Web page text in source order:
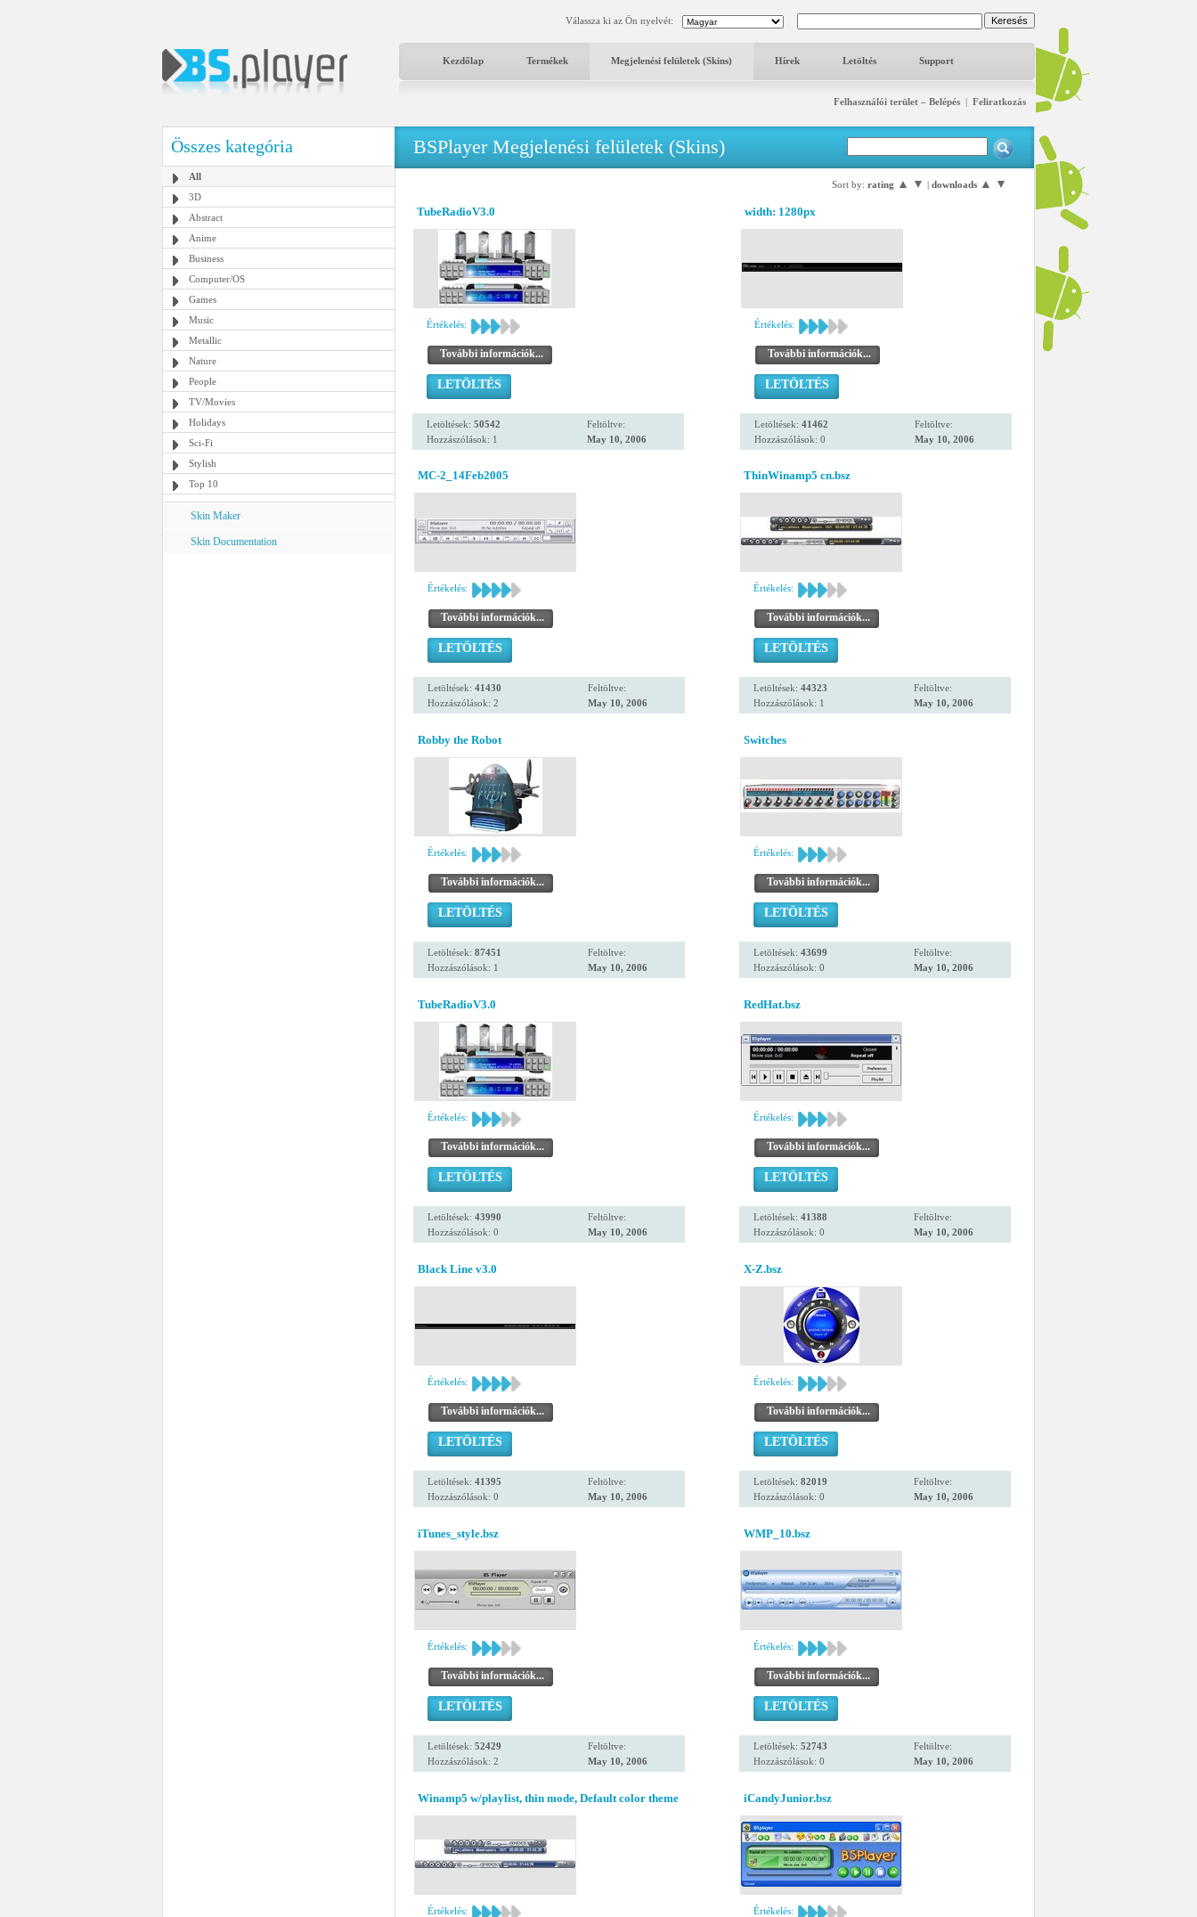
Válassza ki az Ön nyelvét:
Kezdőlap Termékek Megjelenési felületek (Skins) Hírek Letöltés Support
Felhasználói terület – Belépés | Feliratkozás
Összes kategória
All
3D
Abstract
Anime
Business
Computer/OS
Games
Music
Metallic
Nature
People
TV/Movies
Holidays
Sci-Fi
Stylish
Top 10
Skin Maker
Skin Documentation
BSPlayer Megjelenési felületek (Skins)
Sort by: rating ▲ ▼ | downloads ▲ ▼
TubeRadioV3.0
Értékelés:
További információk...
LETÖLTÉS
Letöltések: 50542
Hozzászólások: 1
Feltöltve:
May 10, 2006
width: 1280px
Értékelés:
További információk...
LETÖLTÉS
Letöltések: 41462
Hozzászólások: 0
Feltöltve:
May 10, 2006
MC-2_14Feb2005
Értékelés:
További információk...
LETÖLTÉS
Letöltések: 41430
Hozzászólások: 2
Feltöltve:
May 10, 2006
ThinWinamp5 cn.bsz
Értékelés:
További információk...
LETÖLTÉS
Letöltések: 44323
Hozzászólások: 1
Feltöltve:
May 10, 2006
Robby the Robot
Értékelés:
További információk...
LETÖLTÉS
Letöltések: 87451
Hozzászólások: 1
Feltöltve:
May 10, 2006
Switches
Értékelés:
További információk...
LETÖLTÉS
Letöltések: 43699
Hozzászólások: 0
Feltöltve:
May 10, 2006
TubeRadioV3.0
Értékelés:
További információk...
LETÖLTÉS
Letöltések: 43990
Hozzászólások: 0
Feltöltve:
May 10, 2006
RedHat.bsz
Értékelés:
További információk...
LETÖLTÉS
Letöltések: 41388
Hozzászólások: 0
Feltöltve:
May 10, 2006
Black Line v3.0
Értékelés:
További információk...
LETÖLTÉS
Letöltések: 41395
Hozzászólások: 0
Feltöltve:
May 10, 2006
X-Z.bsz
Értékelés:
További információk...
LETÖLTÉS
Letöltések: 82019
Hozzászólások: 0
Feltöltve:
May 10, 2006
iTunes_style.bsz
Értékelés:
További információk...
LETÖLTÉS
Letöltések: 52429
Hozzászólások: 2
Feltöltve:
May 10, 2006
WMP_10.bsz
Értékelés:
További információk...
LETÖLTÉS
Letöltések: 52743
Hozzászólások: 0
Feltöltve:
May 10, 2006
Winamp5 w/playlist, thin mode, Default color theme
Értékelés:
iCandyJunior.bsz
Értékelés: